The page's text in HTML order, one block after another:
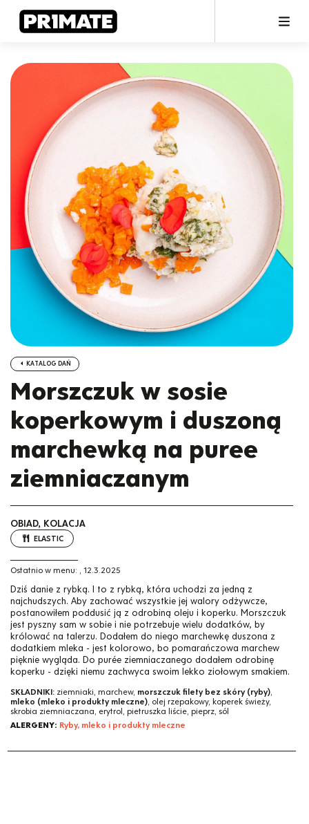
KATALOG DAŃ
Morszczuk w sosie
koperkowym i duszoną
marchewką na puree
ziemniaczanym
OBIAD, KOLACJA
ELASTIC
Ostatnio w menu: , 12.3.2025
Dziś danie z rybką. I to z rybką, która uchodzi za jedną z
najchudszych. Aby zachować wszystkie jej walory odżywcze,
postanowiłem poddusić ją z odrobiną oleju i koperku. Morszczuk
jest pyszny sam w sobie i nie potrzebuje wielu dodatków, by
królować na talerzu. Dodałem do niego marchewkę duszona z
dodatkiem mleka - jest kolorowo, bo pomarańczowa marchew
pięknie wygląda. Do purée ziemniaczanego dodałem odrobinę
koperku - dzięki niemu zachwyca swoim lekko ziołowym smakiem.
SKŁADNIKI: ziemniaki, marchew, morszczuk filety bez skóry (ryby),
mleko (mleko i produkty mleczne), olej rzepakowy, koperek świeży,
skrobia ziemniaczana, erytrol, pietruszka liście, pieprz, sól
ALERGENY: Ryby, mleko i produkty mleczne